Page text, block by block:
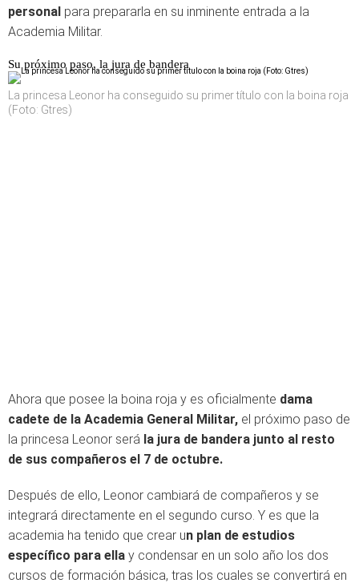
personal para prepararla en su inminente entrada a la
Academia Militar.
Su próximo paso, la jura de bandera
La princesa Leonor ha conseguido su primer título con la boina roja
(Foto: Gtres)
Ahora que posee la boina roja y es oficialmente dama
cadete de la Academia General Militar, el próximo paso de
la princesa Leonor será la jura de bandera junto al resto
de sus compañeros el 7 de octubre.
Después de ello, Leonor cambiará de compañeros y se
integrará directamente en el segundo curso. Y es que la
academia ha tenido que crear un plan de estudios
específico para ella y condensar en un solo año los dos
cursos de formación básica, tras los cuales se convertirá en